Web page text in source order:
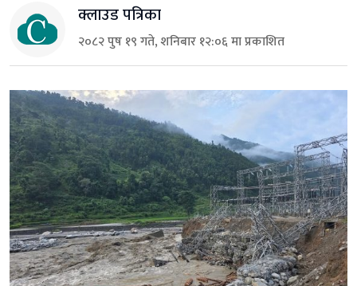
क्लाउड पत्रिका
२०८२ पुष १९ गते, शनिबार १२:०६ मा प्रकाशित